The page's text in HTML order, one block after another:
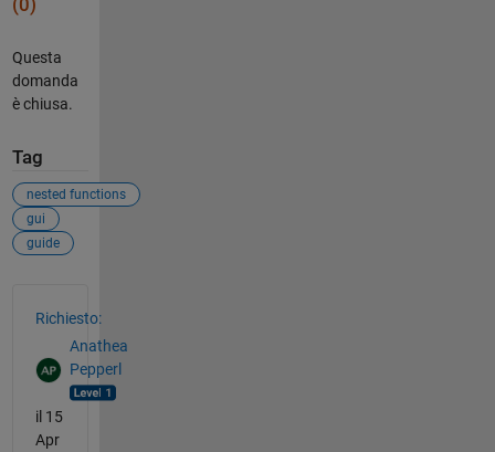
(0)
Questa
domanda
è chiusa.
Tag
nested functions
gui
guide
Richiesto:
Anathea
Pepperl
il 15
Apr